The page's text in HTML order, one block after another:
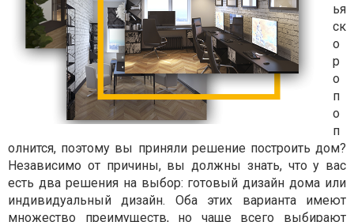
ья
ск
о
р
о
п
о
п
олнится, поэтому вы приняли решение построить дом?
Независимо от причины, вы должны знать, что у вас
есть два решения на выбор: готовый дизайн дома или
индивидуальный дизайн. Оба этих варианта имеют
множество преимуществ, но чаще всего выбирают